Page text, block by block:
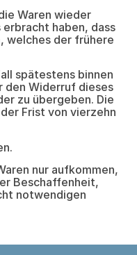
Waren wieder
haben, dass
welches der frühere
spätestens binnen
den Widerruf dieses
zu übergeben. Die
Frist von vierzehn
nur aufkommen,
Beschaffenheit,
notwendigen